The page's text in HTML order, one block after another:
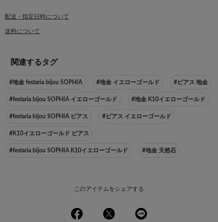
配送・指定日時について
送料について
関連するタグ
#地金 festaria bijou SOPHIA #地金 イエローゴールド #ピアス 地金
#festaria bijou SOPHIA イエローゴールド #地金 K10イエローゴールド
#festaria bijou SOPHIA ピアス #ピアス イエローゴールド
#K10イエローゴールド ピアス
#festaria bijou SOPHIA K10イエローゴールド #地金 天然石
このアイテムをシェアする